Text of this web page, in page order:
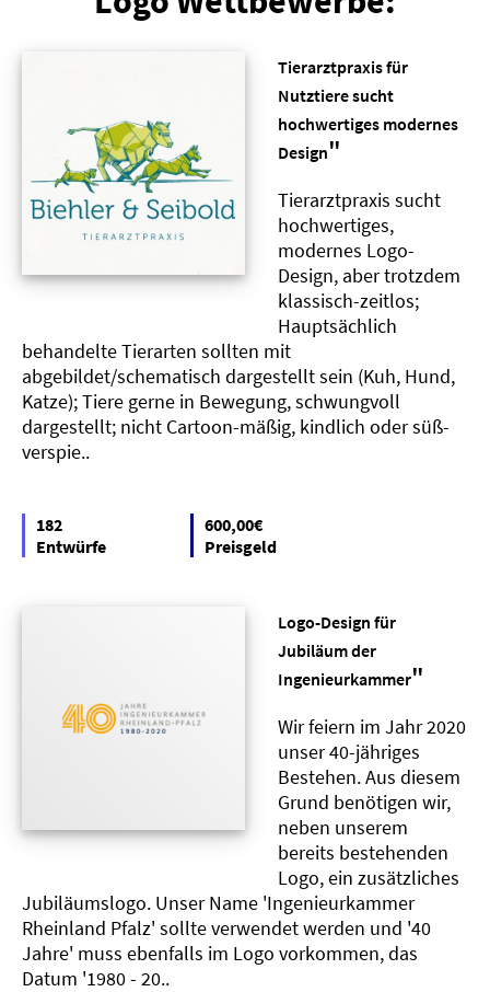
Tierarztpraxis für
Nutztiere sucht
hochwertiges modernes
Design"
Tierarztpraxis sucht
hochwertiges,
modernes Logo-
Design, aber trotzdem
klassisch-zeitlos;
Hauptsächlich
behandelte Tierarten sollten mit
abgebildet/schematisch dargestellt sein (Kuh, Hund,
Katze); Tiere gerne in Bewegung, schwungvoll
dargestellt; nicht Cartoon-mäßig, kindlich oder süß-
verspie..
182
Entwürfe
600,00€
Preisgeld
Logo-Design für
Jubiläum der
Ingenieurkammer"
Wir feiern im Jahr 2020
unser 40-jähriges
Bestehen. Aus diesem
Grund benötigen wir,
neben unserem
bereits bestehenden
Logo, ein zusätzliches
Jubiläumslogo. Unser Name 'Ingenieurkammer
Rheinland Pfalz' sollte verwendet werden und '40
Jahre' muss ebenfalls im Logo vorkommen, das
Datum '1980 - 20..